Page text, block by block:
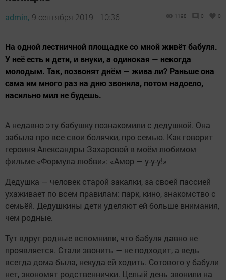
admin, 9 сентября 2019 - 10:36 1198 0 0
На одной лестничной площадке со мной живёт бабуля.
У неё есть и дети, и внуки, а одинокая — некогда
молодым. Так, позвонят днём — жива ли? Раньше она
сама им много раз на дню звонила, потом надоело,
насильно мил не будешь.
А недавно эту бабушку познакомили с дедушкой. Она
забыла про все свои болячки, про семью. Как говорит
героиня Александры Захаровой в моём любимом
фильме «Формула любви»: «Амор — у-у-у!»
Дедушка — человек старой закалки, за своей пассией
ухаживает по всем правилам: парк, кино, знакомство с
семьёй. Дедушкины дети уделяют ей больше внимания,
чем родные.
Тут вдруг родные вспомнили, что бабуля давно не
проявляется. Стали звонить — не подходит, а ведь
всегда дома была, некуда ей ходить. Сотового у бабули
нет, экономят родственнички. Целый день звонили на